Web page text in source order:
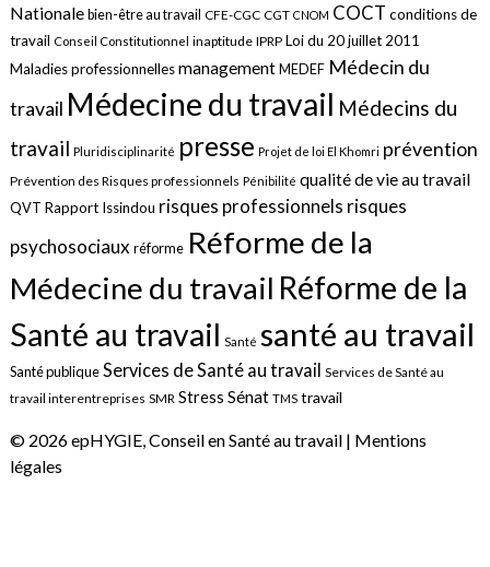
Nationale bien-être au travail CFE-CGC CGT CNOM COCT conditions de
travail Conseil Constitutionnel inaptitude IPRP Loi du 20 juillet 2011
Maladies professionnellesmanagement MEDEF Médecin du
travail Médecine du travail Médecins du
travail Pluridisciplinarité presse Projet de loi El Khomri prévention
Prévention des Risques professionnels Pénibilité qualité de vie au travail
QVT Rapport Issindou risques professionnels risques
psychosociauxréforme Réforme de la
Médecine du travail Réforme de la
Santé au travail Santé santé au travail
Santé publiqueServices de Santé au travail Services de Santé au
travail interentreprises SMR Stress Sénat TMS travail
© 2026 epHYGIE, Conseil en Santé au travail | Mentions
légales